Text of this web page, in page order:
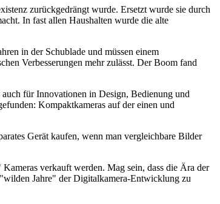
zurückgedrängt wurde. Ersetzt wurde sie durch
In fast allen Haushalten wurde die alte
in der Schublade und müssen einem
Verbesserungen mehr zulässt. Der Boom fand
für Innovationen in Design, Bedienung und
Kompaktkameras auf der einen und
Gerät kaufen, wenn man vergleichbare Bilder
verkauft werden. Mag sein, dass die Ära der
Jahre" der Digitalkamera-Entwicklung zu